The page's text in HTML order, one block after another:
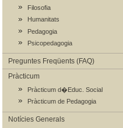
Filosofia
Humanitats
Pedagogia
Psicopedagogia
Preguntes Freqüents (FAQ)
Pràcticum
Pràcticum d�Educ. Social
Pràcticum de Pedagogia
Notícies Generals